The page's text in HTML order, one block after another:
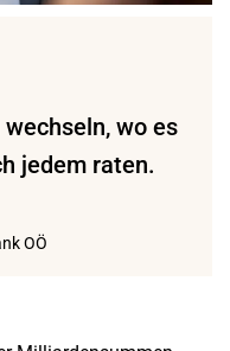
wo es
jedem raten.
OÖ